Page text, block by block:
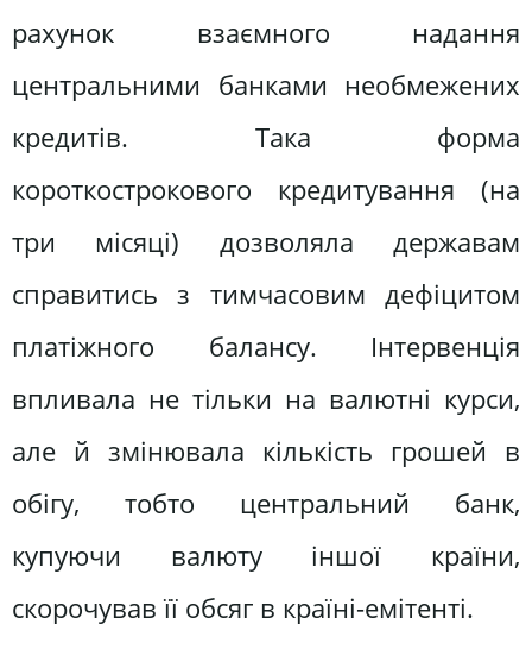
рахунок взаємного надання
центральними банками необмежених
кредитів. Така форма
короткострокового кредитування (на
три місяці) дозволяла державам
справитись з тимчасовим дефіцитом
платіжного балансу. Інтервенція
впливала не тільки на валютні курси,
але й змінювала кількість грошей в
обігу, тобто центральний банк,
купуючи валюту іншої країни,
скорочував її обсяг в країні-емітенті.